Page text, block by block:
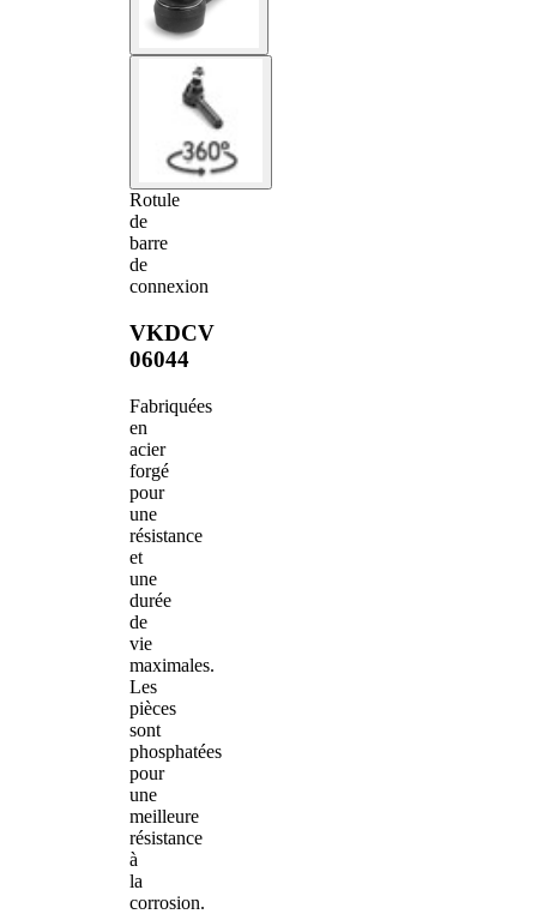
Rotule
de
barre
de
connexion
VKDCV
06044
Fabriquées
en
acier
forgé
pour
une
résistance
et
une
durée
de
vie
maximales.
Les
pièces
sont
phosphatées
pour
une
meilleure
résistance
à
la
corrosion.